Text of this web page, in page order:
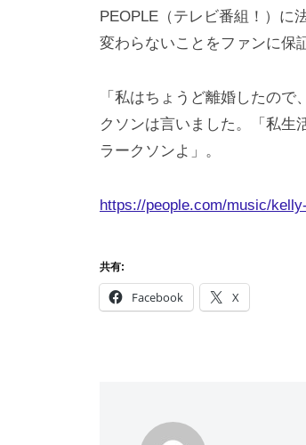
PEOPLE（テレビ番組！）に
変わらないことをファンに保
「私はちょうど離婚したの
クソンは言いました。「私生
ラークソンよ」。
https://people.com/music/
共有:
Facebook X